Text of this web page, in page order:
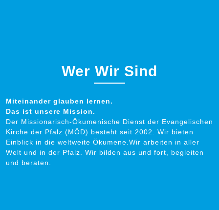
Wer Wir Sind
Miteinander glauben lernen.
Das ist unsere Mission.
Der Missionarisch-Ökumenische Dienst der Evangelischen
Kirche der Pfalz (MÖD) besteht seit 2002. Wir bieten
Einblick in die weltweite Ökumene.Wir arbeiten in aller
Welt und in der Pfalz. Wir bilden aus und fort, begleiten
und beraten.